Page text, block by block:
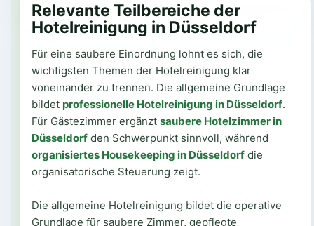
Relevante Teilbereiche der
Hotelreinigung in Düsseldorf
Für eine saubere Einordnung lohnt es sich, die
wichtigsten Themen der Hotelreinigung klar
voneinander zu trennen. Die allgemeine Grundlage
bildet professionelle Hotelreinigung in Düsseldorf.
Für Gästezimmer ergänzt saubere Hotelzimmer in
Düsseldorfden Schwerpunkt sinnvoll, während
organisiertes Housekeeping in Düsseldorfdie
organisatorische Steuerung zeigt.
Die allgemeine Hotelreinigung bildet die operative
Grundlage für saubere Zimmer, gepflegte